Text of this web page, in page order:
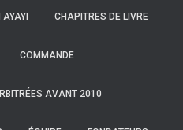
AYAYI CHAPITRES DE LIVRE
COMMANDE
AVANT 2010